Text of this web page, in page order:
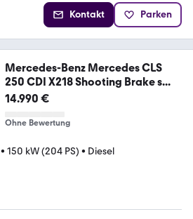
Kontakt Parken
Mercedes-Benz Mercedes CLS
250 CDI X218 Shooting Brake s...
14.990 €
Ohne Bewertung
• 150 kW (204 PS) • Diesel